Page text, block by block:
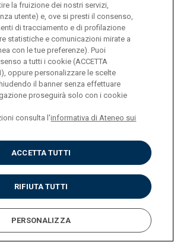
ISPANO-AMERICANE
(BIENNALIZZAZIONE)
8
PROSPETTIVA STORICA
8
la fruizione dei nostri servizi,
utente) e, ove si presti il consenso,
di tracciamento e di profilazione
statistiche e comunicazioni mirate a
con le tue preferenze). Puoi
a tutti i cookie (ACCETTA
oppure personalizzare le scelte
il banner senza effettuare
proseguirà solo con i cookie
consulta l'informativa di Ateneo sui
ACCETTA TUTTI
RIFIUTA TUTTI
PERSONALIZZA